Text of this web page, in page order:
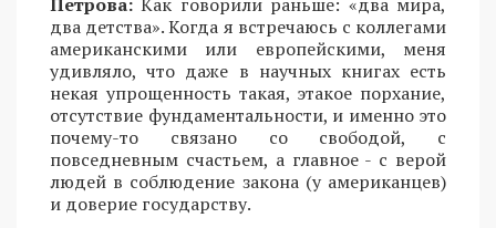
два детства». Когда я встречаюсь с коллегами
американскими или европейскими, меня
удивляло, что даже в научных книгах есть
некая упрощенность такая, этакое порхание,
отсутствие фундаментальности, и именно это
почему-то связано со свободой, с
повседневным счастьем, а главное - с верой
людей в соблюдение закона (у американцев)
и доверие государству.